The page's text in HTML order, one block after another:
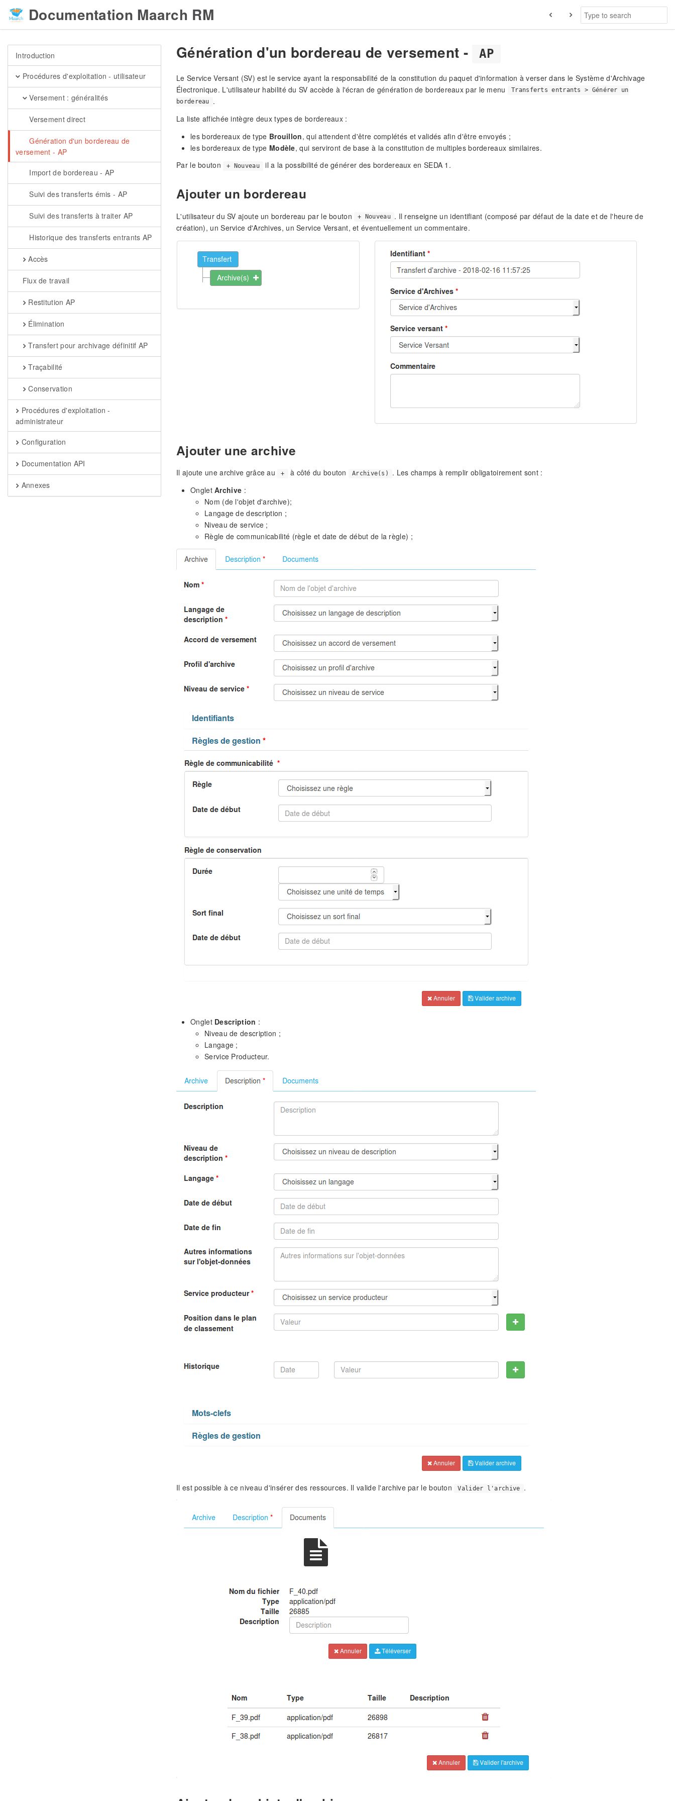
Documentation Maarch RM
Introduction
Procédures d'exploitation - utilisateur
Versement : généralités
Versement direct
Génération d'un bordereau de
versement - AP
Import de bordereau - AP
Suivi des transferts émis - AP
Suivi des transferts à traiter AP
Historique des transferts entrants AP
Accès
Flux de travail
Restitution AP
Élimination
Transfert pour archivage définitif AP
Traçabilité
Conservation
Procédures d'exploitation -
administrateur
Configuration
Documentation API
Annexes
Génération d'un bordereau de versement - AP
Le Service Versant (SV) est le service ayant la responsabilité de la constitution du paquet d'information à verser dans le Système d'Archivage
Électronique. L'utilisateur habilité du SV accède à l'écran de génération de bordereaux par le menu
Transferts entrants > Générer un
bordereau
.
La liste affichée intègre deux types de bordereaux :
les bordereaux de type Brouillon, qui attendent d'être complétés et validés afin d'être envoyés ;
les bordereaux de type Modèle, qui serviront de base à la constitution de multiples bordereaux similaires.
Par le bouton
+ Nouveau il a la possibilité de générer des bordereaux en SEDA 1.
Ajouter un bordereau
L'utilisateur du SV ajoute un bordereau par le bouton + Nouveau . Il renseigne un identifiant (composé par défaut de la date et de l'heure de
création), un Service d'Archives, un Service Versant, et éventuellement un commentaire.
Ajouter une archive
Il ajoute une archive grâce au + à côté du bouton Archive(s)
. Les champs à remplir obligatoirement sont :
OngletArchive :
Nom (de l'objet d'archive);
Langage de description ;
Niveau de service ;
Règle de communicabilité (règle et date de début de la règle) ;
Onglet Description :
Niveau de description ;
Langage ;
Service Producteur.
Il est possible à ce niveau d'insérer des ressources. Il valide l'archive par le bouton Valider l'archive .